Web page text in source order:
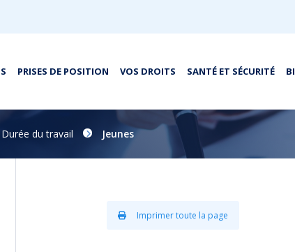
PRISES DE POSITION VOS DROITS SANTÉ ET SÉCURITÉ
Durée du travail Jeunes
Imprimer toute la page